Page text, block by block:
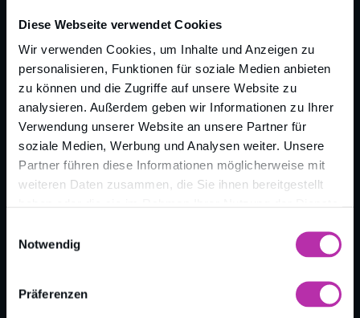
Diese Webseite verwendet Cookies
Wir verwenden Cookies, um Inhalte und Anzeigen zu
personalisieren, Funktionen für soziale Medien anbieten
zu können und die Zugriffe auf unsere Website zu
analysieren. Außerdem geben wir Informationen zu Ihrer
Verwendung unserer Website an unsere Partner für
soziale Medien, Werbung und Analysen weiter. Unsere
Partner führen diese Informationen möglicherweise mit
weiteren Daten zusammen, die Sie ihnen bereitgestellt
Notwendig
Präferenzen
Zurück zur Übersicht